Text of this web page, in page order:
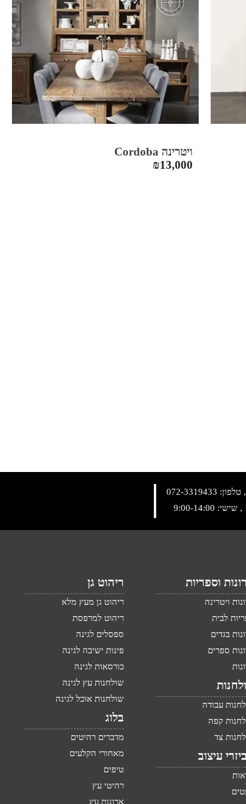
ויטרינה Cordoba
₪13,000
072-3319433
וספריות
ויטרינה
לבית
בגדים
ספרים
עבודה
קפה
צד
עיצוב
ריהוט גן
ריהוט גן מעץ מלא
ריהוט למרפסת
ספסלים לגינה
פינות ישיבה לגינה
כורסאות לגינה
שולחנות עץ לגינה
שולחנות אוכל לגינה
בלוג
מדברים רהיטים
מאחורי הקלעים
טיפים
רהיטי עץ
ארונות עץ